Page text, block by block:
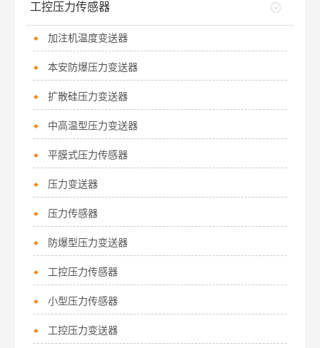
工控压力传感器
加注机温度变送器
本安防爆压力变送器
扩散硅压力变送器
中高温型压力变送器
平膜式压力传感器
压力变送器
压力传感器
防爆型压力变送器
工控压力传感器
小型压力传感器
工控压力变送器